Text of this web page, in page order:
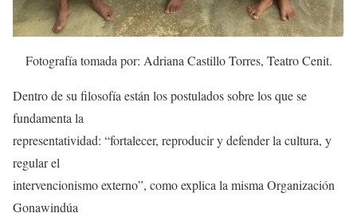
Fotografía tomada por: Adriana Castillo Torres, Teatro Cenit.
Dentro de su filosofía están los postulados sobre los que se
fundamenta la
representatividad: “fortalecer, reproducir y defender la cultura, y
regular el
intervencionismo externo”, como explica la misma Organización
Gonawindúa